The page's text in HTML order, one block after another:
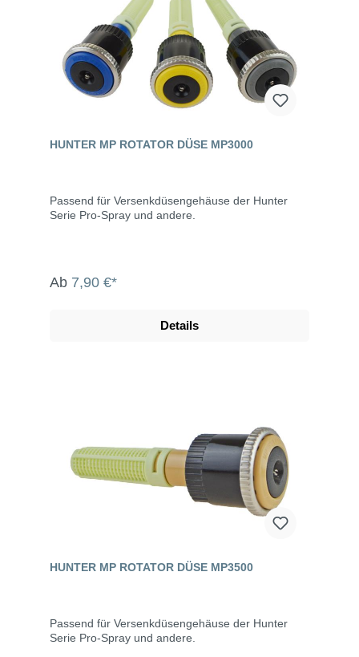
HUNTER MP ROTATOR DÜSE MP3000
Passend für Versenkdüsengehäuse der Hunter
Serie Pro-Spray und andere.
Ab 7,90 €*
Details
HUNTER MP ROTATOR DÜSE MP3500
Passend für Versenkdüsengehäuse der Hunter
Serie Pro-Spray und andere.